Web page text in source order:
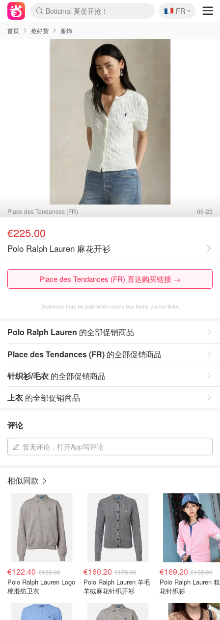
Boticinal 夏促开抢！
4折！lulu周四疯狂上新
还没结束！&OtherStories大促
Joybuy变相75折 随时失效
速领！Stanley独家85折
疑似霸哥！Camper额外叠85折
Zalando 奥莱闪促！每日更新
Moncler反季囤！5折起+叠9折
Coach Brooklyn仅€192
🇫🇷
FR
首页 抢好货 服饰
Place des Tendances (FR) 06-23
€225.00
Polo Ralph Lauren 麻花开衫
Place des Tendances (FR) 直达购买链接 →
Dealmoon may be paid when users buy items via our links.
Polo Ralph Lauren 的全部促销商品
Place des Tendances (FR) 的全部促销商品
针织衫/毛衣 的全部促销商品
上衣 的全部促销商品
评论
暂无评论，打开App写评论
相似同款
€122.40 €136.00
Polo Ralph Lauren Logo
棉混纺卫衣
€160.20 €178.00
Polo Ralph Lauren 羊毛
羊绒麻花针织开衫
€169.20 €188.00
Polo Ralph Lauren
花针织衫